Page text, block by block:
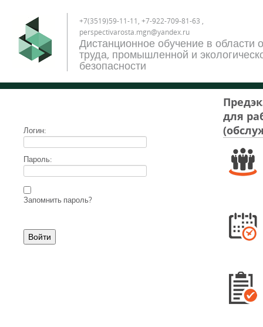
+7(3519)59-11-11, +7-922-709-81-63 ,
perspectivarosta.mgn@yandex.ru
Дистанционное обучение в области
труда, промышленной и
безопасности
Логин:
Пароль:
Запомнить пароль?
для